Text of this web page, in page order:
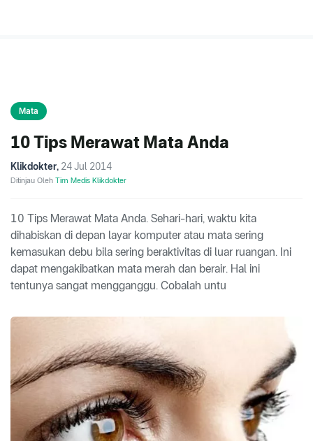
Mata
10 Tips Merawat Mata Anda
Klikdokter, 24 Jul 2014
Ditinjau Oleh Tim Medis Klikdokter
10 Tips Merawat Mata Anda. Sehari-hari, waktu kita
dihabiskan di depan layar komputer atau mata sering
kemasukan debu bila sering beraktivitas di luar ruangan. Ini
dapat mengakibatkan mata merah dan berair. Hal ini
tentunya sangat mengganggu. Cobalah untu